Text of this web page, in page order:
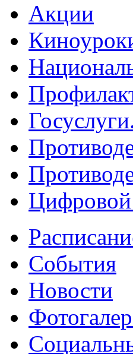
Акции
События
Новости